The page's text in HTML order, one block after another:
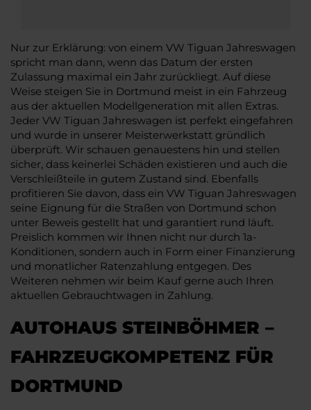
Nur zur Erklärung: von einem VW Tiguan Jahreswagen
spricht man dann, wenn das Datum der ersten
Zulassung maximal ein Jahr zurückliegt. Auf diese
Weise steigen Sie in Dortmund meist in ein Fahrzeug
aus der aktuellen Modellgeneration mit allen Extras.
Jeder VW Tiguan Jahreswagen ist perfekt eingefahren
und wurde in unserer Meisterwerkstatt gründlich
überprüft. Wir schauen genauestens hin und stellen
sicher, dass keinerlei Schäden existieren und auch die
Verschleißteile in gutem Zustand sind. Ebenfalls
profitieren Sie davon, dass ein VW Tiguan Jahreswagen
seine Eignung für die Straßen von Dortmund schon
unter Beweis gestellt hat und garantiert rund läuft.
Preislich kommen wir Ihnen nicht nur durch 1a-
Konditionen, sondern auch in Form einer Finanzierung
und monatlicher Ratenzahlung entgegen. Des
Weiteren nehmen wir beim Kauf gerne auch Ihren
aktuellen Gebrauchtwagen in Zahlung.
AUTOHAUS STEINBÖHMER –
FAHRZEUGKOMPETENZ FÜR
DORTMUND